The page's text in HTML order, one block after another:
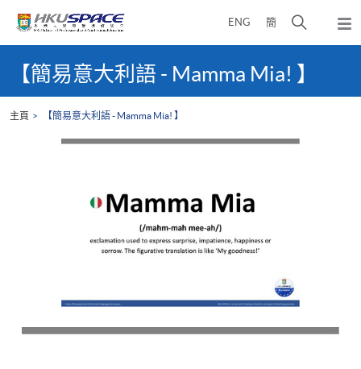
ENG 簡
開
彈
出
單
content【簡易意大利語 - Mamma Mia! 】
主頁 【簡易意大利語 - Mamma Mia! 】